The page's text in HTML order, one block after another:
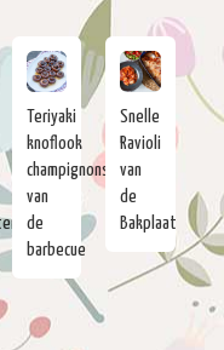
Teriyaki
knoflook
champignons
van
de
barbecue
Snelle
Ravioli
van
de
Bakplaat